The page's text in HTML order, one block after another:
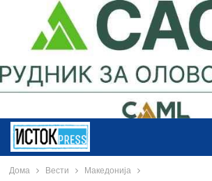
Дома Вести Македонија